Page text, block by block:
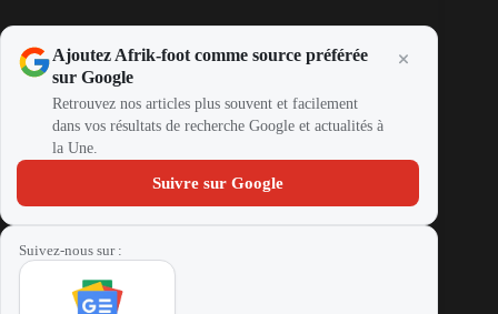
Ajoutez Afrik-foot comme source préférée
sur Google
Retrouvez nos articles plus souvent et facilement
dans vos résultats de recherche Google et actualités à
la Une.
Suivre sur Google
Suivez-nous sur :